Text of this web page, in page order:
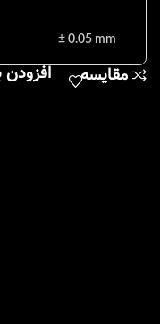
± 0.05 mm
مقایسه افزودن